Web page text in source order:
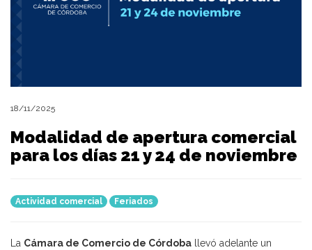
18/11/2025
Modalidad de apertura comercial
para los días 21 y 24 de noviembre
Actividad comercial Feriados
La Cámara de Comercio de Córdoba llevó adelante un